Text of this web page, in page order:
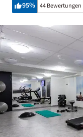
95% 44 Bewertungen